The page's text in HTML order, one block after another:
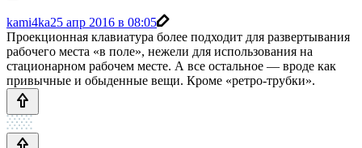
kami4ka25 апр 2016 в 08:05
Проекционная клавиатура более подходит для развертывания
рабочего места «в поле», нежели для использования на
стационарном рабочем месте. А все остальное — вроде как
привычные и обыденные вещи. Кроме «ретро-трубки».